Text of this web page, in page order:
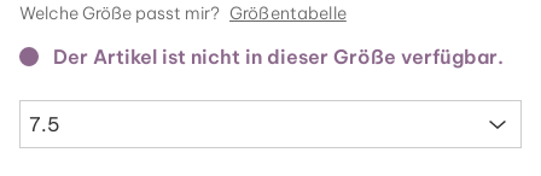
Welche Größe passt mir? Größentabelle
Der Artikel ist nicht in dieser Größe verfügbar.
7.5